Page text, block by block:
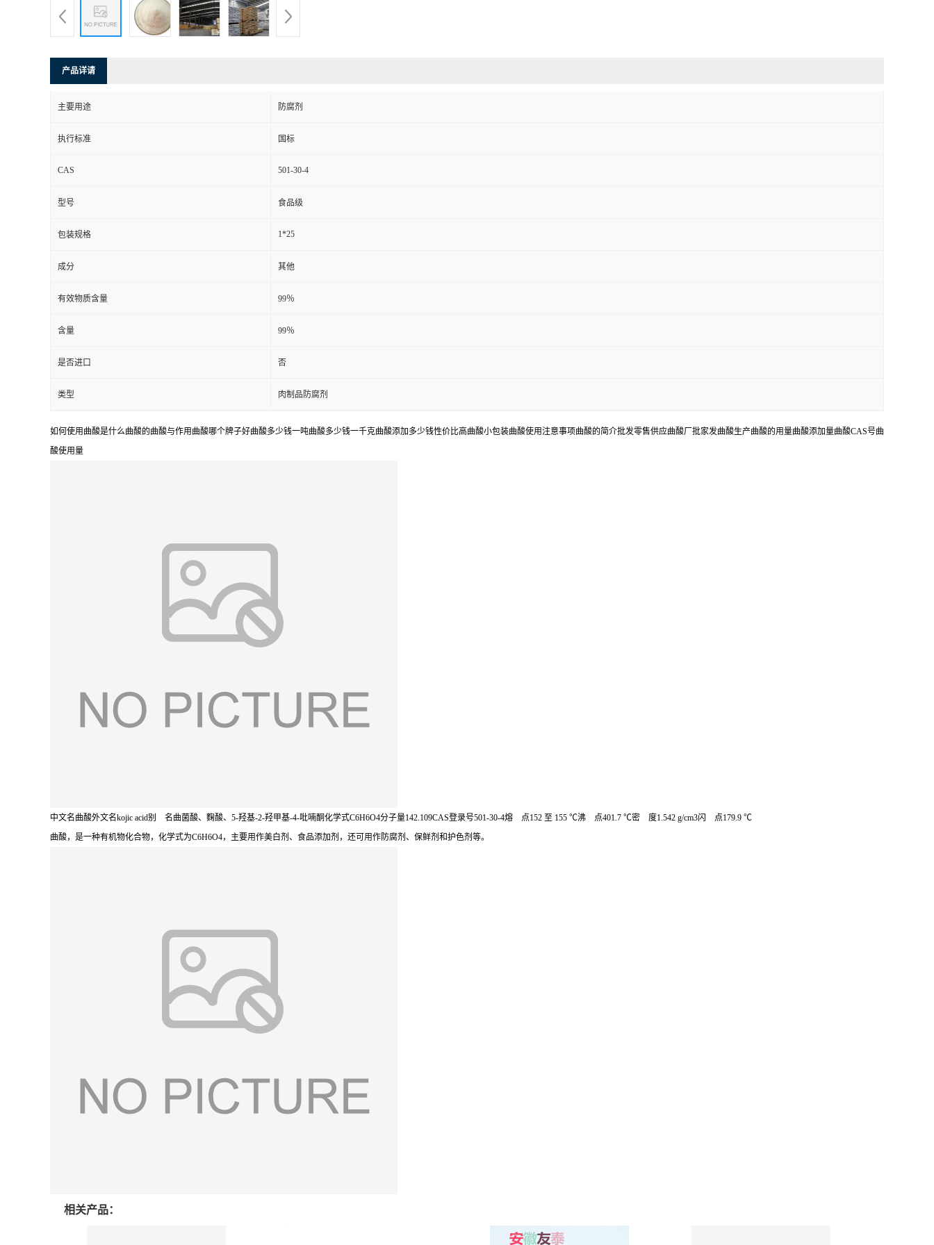
产品详请
主要用途 防腐剂
执行标准 国标
CAS 501-30-4
型号 食品级
包装规格 1*25
成分 其他
有效物质含量 99％
含量 99％
是否进口 否
类型 肉制品防腐剂
如何使用曲酸是什么曲酸的曲酸与作用曲酸哪个牌子好曲酸多少钱一吨曲酸多少钱一千克曲酸添加多少钱性价比高曲酸小包装曲酸使用注意事项曲酸的简介批发零售供应曲酸厂批家发曲酸生产曲酸的用量曲酸添加量曲酸CAS号曲
酸使用量
中文名曲酸外文名kojic acid别 名曲菌酸、麴酸、5-羟基-2-羟甲基-4-吡喃酮化学式C6H6O4分子量142.109CAS登录号501-30-4熔 点152 至 155 ℃沸 点401.7 ℃密 度1.542 g/cm3闪 点179.9 ℃
曲酸，是一种有机物化合物，化学式为C6H6O4，主要用作美白剂、食品添加剂，还可用作防腐剂、保鲜剂和护色剂等。
相关产品：